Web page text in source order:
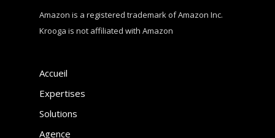
Amazon is a registered trademark of Amazon Inc.
Krooga is not affiliated with Amazon
Accueil
Expertises
Solutions
Agence